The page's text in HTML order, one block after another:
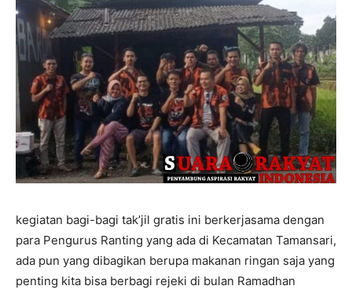
kegiatan bagi-bagi tak’jil gratis ini berkerjasama dengan
para Pengurus Ranting yang ada di Kecamatan Tamansari,
ada pun yang dibagikan berupa makanan ringan saja yang
penting kita bisa berbagi rejeki di bulan Ramadhan